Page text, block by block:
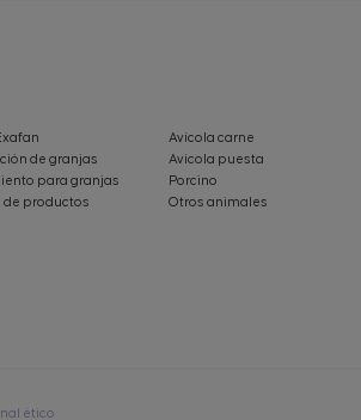
de granjas
para granjas
de productos
Avícola carne
Avícola puesta
Porcino
Otros animales
ético